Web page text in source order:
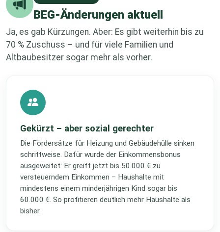
BEG-Änderungen aktuell
Ja, es gab Kürzungen. Aber: Es gibt weiterhin bis zu
70 % Zuschuss – und für viele Familien und
Altbaubesitzer sogar mehr als vorher.
Gekürzt – aber sozial gerechter
Die Fördersätze für Heizung und Gebäudehülle sinken
schrittweise. Dafür wurde der Einkommensbonus
ausgeweitet: Er greift jetzt bis 50.000 € zu
versteuerndem Einkommen – Haushalte mit
mindestens einem minderjährigen Kind sogar bis
60.000 €. So profitieren deutlich mehr Haushalte als
bisher.